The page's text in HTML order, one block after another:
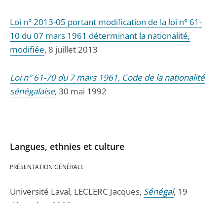
Loi n° 2013-05 portant modification de la loi n° 61-
10 du 07 mars 1961 déterminant la nationalité,
modifiée, 8 juillet 2013
Loi n° 61-70 du 7 mars 1961, Code de la nationalité
sénégalaise, 30 mai 1992
Langues, ethnies et culture
PRÉSENTATION GÉNÉRALE
Université Laval, LECLERC Jacques, Sénégal, 19